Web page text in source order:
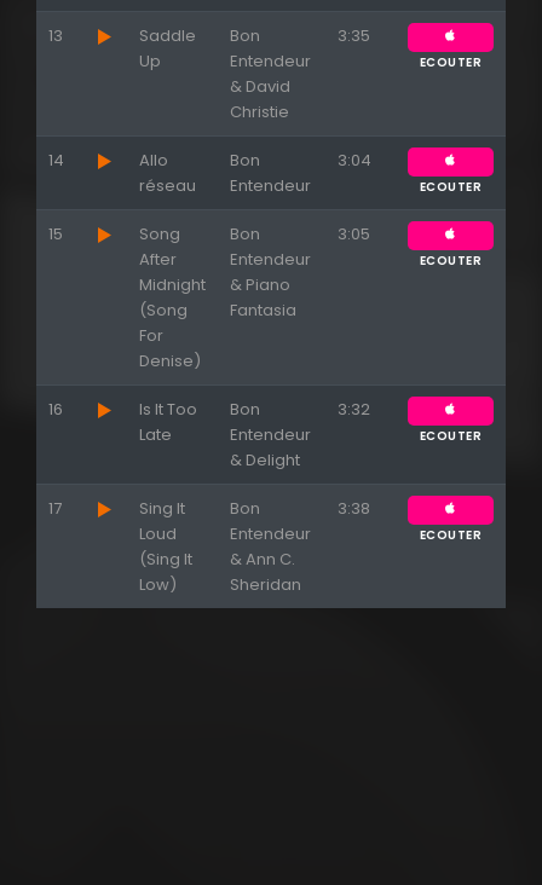
13
Saddle
Up
Bon
Entendeur
& David
Christie
3:35
ECOUTER
14
Allo
réseau
Bon
Entendeur
3:04
ECOUTER
15
Song
After
Midnight
(Song
For
Denise)
Bon
Entendeur
& Piano
Fantasia
3:05
ECOUTER
16
Is It Too
Late
Bon
Entendeur
& Delight
3:32
ECOUTER
17
Sing It
Loud
(Sing It
Low)
Bon
Entendeur
& Ann C.
Sheridan
3:38
ECOUTER